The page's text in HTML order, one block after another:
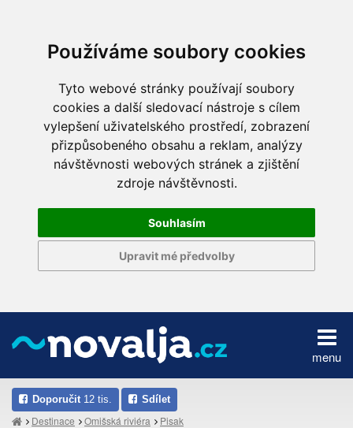
Používáme soubory cookies
Tyto webové stránky používají soubory
cookies a další sledovací nástroje s cílem
vylepšení uživatelského prostředí, zobrazení
přizpůsobeného obsahu a reklam, analýzy
návštěvnosti webových stránek a zjištění
zdroje návštěvnosti.
Souhlasím
Upravit mé předvolby
menu
Doporučit 12 tis. Sdílet
Destinace Omišská riviéra Pisak